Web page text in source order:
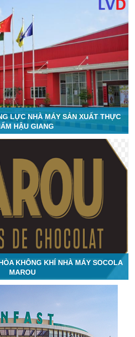
LỰC NHÀ MÁY SẢN XUẤT THỰC
HẬU GIANG
KHÔNG KHÍ NHÀ MÁY SOCOLA
MAROU